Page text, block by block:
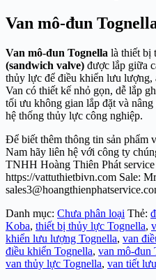
Van mô-đun
Van mô-đun Tognella là thiết bị
(sandwich valve) được lắp giữa
thủy lực để điều khiển lưu lượng,
Van có thiết kế nhỏ gọn, dễ lắp
tối ưu không gian lắp đặt và
hệ thống thủy lực công nghiệp.
Để biết thêm thông tin sản phẩm
Nam hãy liên hệ với công ty
TNHH Hoàng Thiên Phát service
https://vattuthietbivn.com Sale:
Danh mục: Chưa phân loại Thẻ:
Koba, thiết bị thủy lực Tognella,
khiển lưu lượng Tognella, van
điều khiển Tognella, van mô-đun
van thủy lực Tognella, van tiết